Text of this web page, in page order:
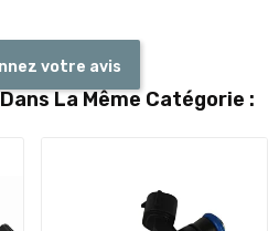
votre avis
La Même Catégorie :